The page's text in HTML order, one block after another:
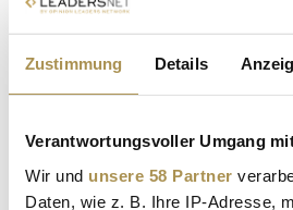
Zustimmung Details
Verantwortungsvoller Umgang
Wir und unsere 58 Partner
Daten, wie z. B. Ihre IP-Adresse,
Tipp
Seiten suchen, die genau diese
ESA will Menschen bis 2040
ansiedeln